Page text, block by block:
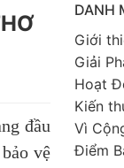
đầu
vệ
DANH
Giới
Giải
Hoạt
Kiến
Vì
Điểm